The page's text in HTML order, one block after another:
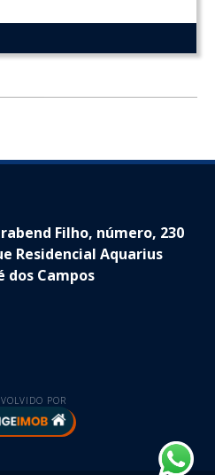
Filho, número, 230
Residencial Aquarius
dos Campos
POR